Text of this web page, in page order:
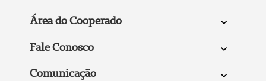
Área do Cooperado
Fale Conosco
Comunicação